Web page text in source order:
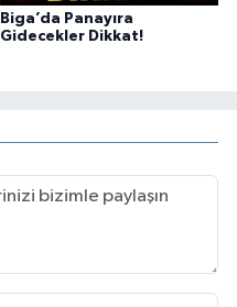
Biga’da Panayıra
Gidecekler Dikkat!